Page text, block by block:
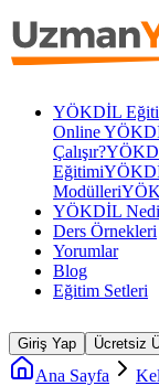
YÖKDİL
Online
Çalışır?
Eğitimi
Modülleri
YÖKDİL
Ders Örnekleri
Yorumlar
Blog
Eğitim Setleri
Giriş Yap Ücretsiz
Ana Sayfa